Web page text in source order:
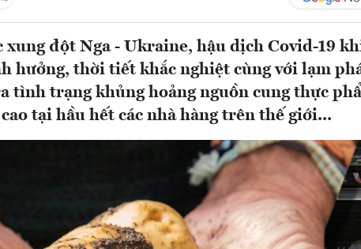
xung đột Nga - Ukraine, hậu dịch Covid-19
hưởng, thời tiết khắc nghiệt cùng với lạm
tình trạng khủng hoảng nguồn cung thực
tại hầu hết các nhà hàng trên thế giới...